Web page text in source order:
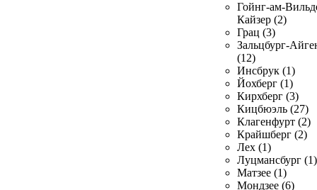
Гойнг-ам-
Кайзер (2)
Грац (3)
Зальцбург-
(12)
Инсбрук (1)
Йохберг (1)
Кирхберг (3)
Кицбюэль (27)
Клагенфурт (2)
Крайшберг (2)
Лех (1)
Луцмансбург (1)
Матзее (1)
Мондзее (6)